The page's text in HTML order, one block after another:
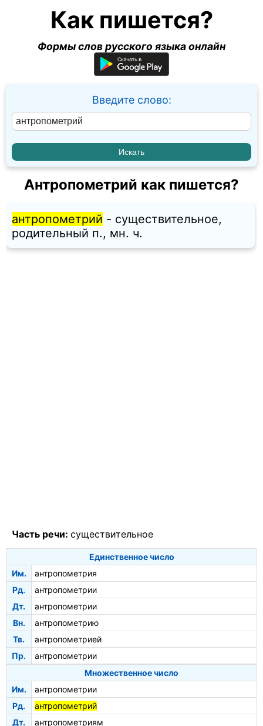
Как пишется?
Формы слов русского языка онлайн
Введите слово:
Антропометрий как пишется?
антропометрий - существительное,
родительный п., мн. ч.
Часть речи: существительное
Единственное число
Им.
антропометрия
Рд.
антропометрии
Дт.
антропометрии
Вн.
антропометрию
Тв.
антропометрией
Пр.
антропометрии
Множественное число
Им.
антропометрии
Рд.
антропометрий
Дт.
антропометриям